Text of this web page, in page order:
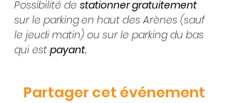
Possibilité de stationner gratuitement
sur le parkingen haut des Arènes (sauf
le jeudi matin) ou sur le parking du bas
qui est payant.
Partager cet événement